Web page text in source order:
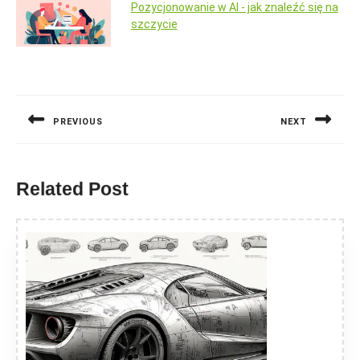
Pozycjonowanie w AI - jak znaleźć się na
szczycie
PREVIOUS NEXT
Related Post